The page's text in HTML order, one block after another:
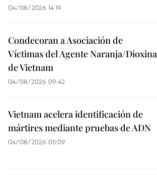
04/08/2026 14:19
Condecoran a Asociación de
Víctimas del Agente Naranja/Dioxina
de Vietnam
04/08/2026 09:42
Vietnam acelera identificación de
mártires mediante pruebas de ADN
04/08/2026 05:09